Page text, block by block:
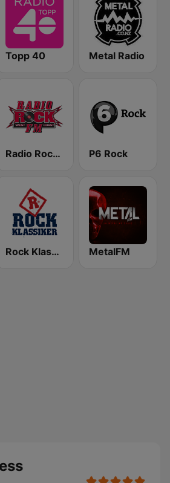
Topp 40 Metal Radio
Radio Rock FM P6 Rock
Rock Klassiker MetalFM